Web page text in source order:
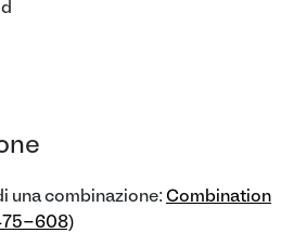
una combinazione: Combination
608)